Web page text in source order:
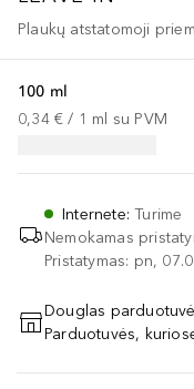
Plaukų atstatomoji
100 ml
0,34 € / 1 ml su PVM
Internete:Turime
Nemokamas
Pristatymas: pn,
Douglas parduotuvė
Parduotuvės,
Praleisti slankiklį